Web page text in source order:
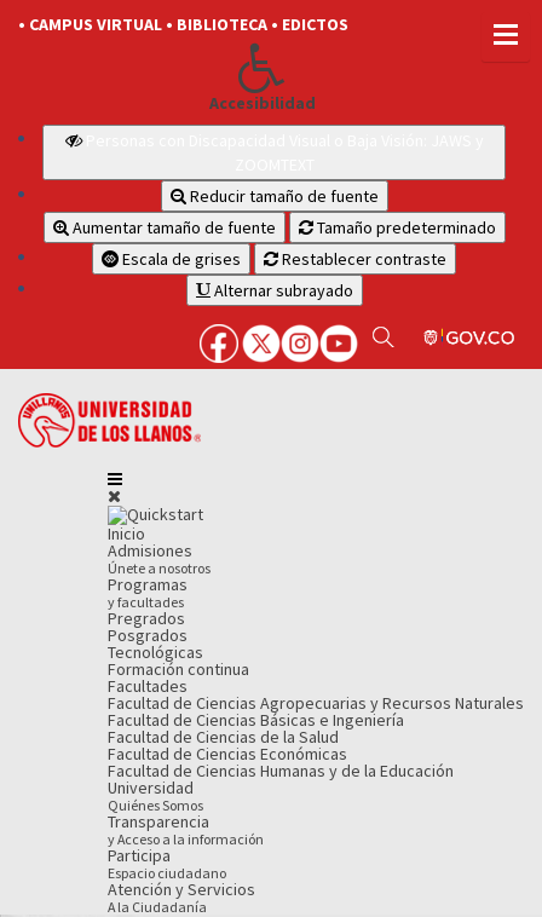
• CAMPUS VIRTUAL • BIBLIOTECA • EDICTOS
Accesibilidad
Reducir tamaño de fuente
Aumentar tamaño de fuente
Tamaño predeterminado
Escala de grises
Restablecer contraste
Alternar subrayado
Inicio
Admisiones
Únete a nosotros
Programas
y facultades
Pregrados
Posgrados
Tecnológicas
Formación continua
Facultades
Facultad de Ciencias Agropecuarias y Recursos Naturales
Facultad de Ciencias Básicas e Ingeniería
Facultad de Ciencias de la Salud
Facultad de Ciencias Económicas
Facultad de Ciencias Humanas y de la Educación
Universidad
Quiénes Somos
Transparencia
y Acceso a la información
Participa
Espacio ciudadano
Atención y Servicios
A la Ciudadanía